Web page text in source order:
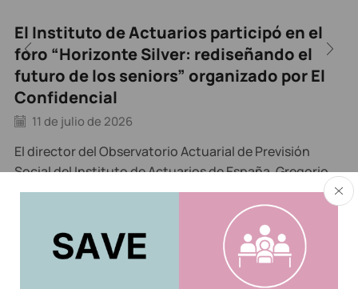
El Instituto de Actuarios participó en el
foro “Horizonte Silver: rediseñando el
futuro de los seniors” organizado por El
Confidencial
11 de julio de 2026
El director del Observatorio Actuarial de Previsión
Social del Instituto de Actuarios de España, Gregorio
Gil de Rozas, ha participado en el primero de los...